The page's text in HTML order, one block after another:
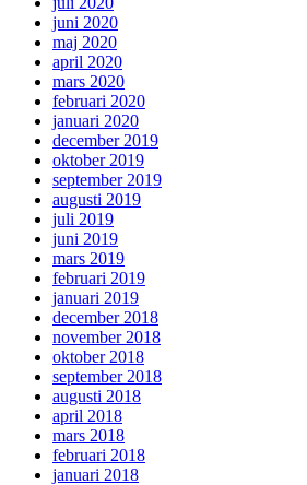
juni 2020
maj 2020
april 2020
mars 2020
februari 2020
januari 2020
december 2019
oktober 2019
september 2019
augusti 2019
juli 2019
juni 2019
mars 2019
februari 2019
januari 2019
december 2018
november 2018
oktober 2018
september 2018
augusti 2018
april 2018
mars 2018
februari 2018
januari 2018